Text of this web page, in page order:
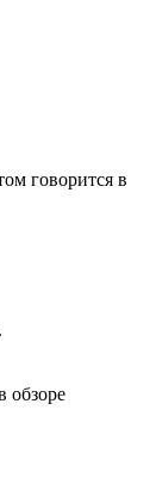
говорится в
обзоре